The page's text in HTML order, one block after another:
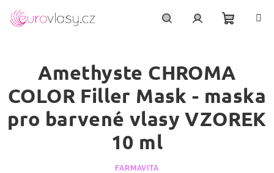
obsah
košík
Amethyste CHROMA
COLOR Filler Mask - maska
pro barvené vlasy VZOREK
10 ml
FARMAVITA